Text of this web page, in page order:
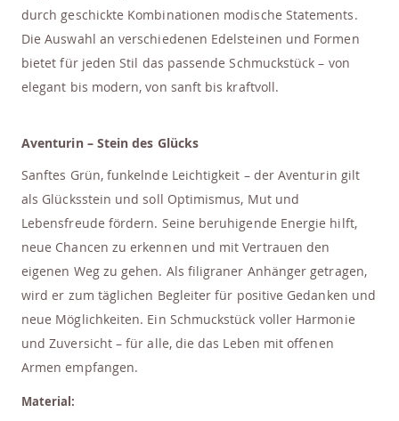
durch geschickte Kombinationen modische Statements.
Die Auswahl an verschiedenen Edelsteinen und Formen
bietet für jeden Stil das passende Schmuckstück – von
elegant bis modern, von sanft bis kraftvoll.
Aventurin – Stein des Glücks
Sanftes Grün, funkelnde Leichtigkeit – der Aventurin gilt
als Glücksstein und soll Optimismus, Mut und
Lebensfreude fördern. Seine beruhigende Energie hilft,
neue Chancen zu erkennen und mit Vertrauen den
eigenen Weg zu gehen. Als filigraner Anhänger getragen,
wird er zum täglichen Begleiter für positive Gedanken und
neue Möglichkeiten. Ein Schmuckstück voller Harmonie
und Zuversicht – für alle, die das Leben mit offenen
Armen empfangen.
Material: